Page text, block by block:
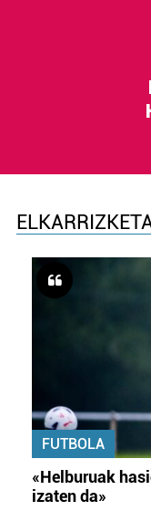
FUTBOLA
«Helburuak
izaten da»